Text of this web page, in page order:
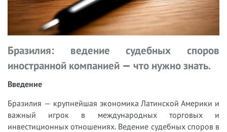
Бразилия: ведение судебных споров
иностранной компанией — что нужно знать.
Введение
Бразилия — крупнейшая экономика Латинской Америки и
важный игрок в международных торговых и
инвестиционных отношениях. Ведение судебных споров в